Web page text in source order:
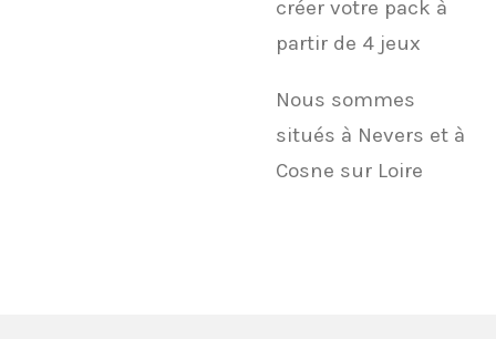
créer votre pack à
partir de 4 jeux
Nous sommes
situés à Nevers et à
Cosne sur Loire